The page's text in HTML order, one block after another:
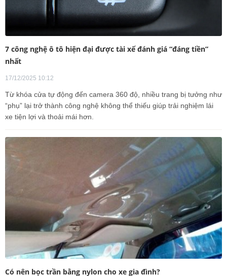
7 công nghệ ô tô hiện đại được tài xế đánh giá “đáng tiền”
nhất
17/12/2025 10:12
Từ khóa cửa tự động đến camera 360 độ, nhiều trang bị tưởng như
“phụ” lại trở thành công nghệ không thể thiếu giúp trải nghiệm lái
xe tiện lợi và thoải mái hơn.
Có nên bọc trần bằng nylon cho xe gia đình?